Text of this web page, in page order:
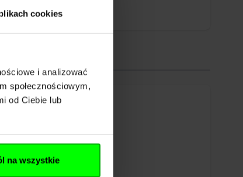
cookies
i analizować
społecznościowym,
od Ciebie lub
na wszystkie